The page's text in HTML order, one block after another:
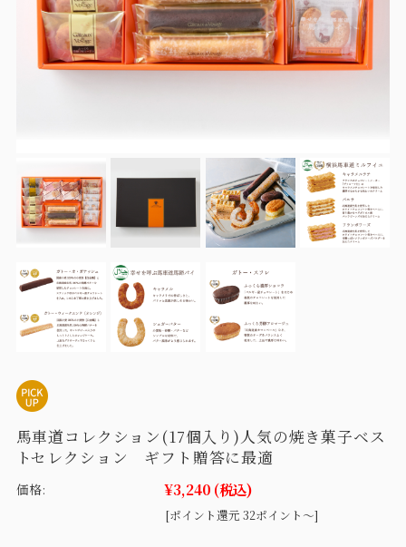
馬車道コレクション(17個入り)人気の焼き菓子ベス
トセレクション ギフト贈答に最適
価格: ¥3,240 (税込)
[ポイント還元 32ポイント～]